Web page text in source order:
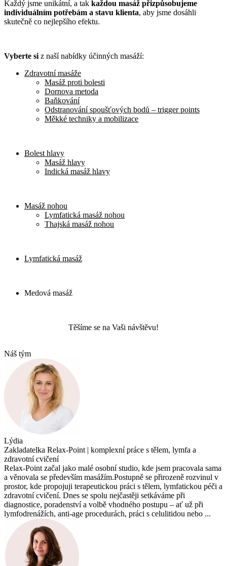
Každý jsme unikátní, a tak každou masáž přizpůsobujeme
individuálním potřebám a stavu klienta, aby jsme dosáhli
skutečně co nejlepšího efektu.
Vyberte si z naší nabídky účinných masáží:
Zdravotní masáže
Masáž proti bolesti
Dornova metoda
Baňkování
Odstranování spoušťových bodů – trigger points
Měkké techniky a mobilizace
Bolest hlavy
Masáž hlavy
Indická masáž hlavy
Masáž nohou
Lymfatická masáž nohou
Thajská masáž nohou
Lymfatická masáž
Medová masáž
Těšíme se na Vaši návštěvu!
Náš tým
Lýdia
Zakladatelka Relax-Point | komplexní práce s tělem, lymfa a
zdravotní cvičení
Relax-Point začal jako malé osobní studio, kde jsem pracovala sama
a věnovala se především masážím.Postupně se přirozeně rozvinul v
prostor, kde propojuji terapeutickou práci s tělem, lymfatickou péči a
zdravotní cvičení. Dnes se spolu nejčastěji setkáváme při
diagnostice, poradenství a volbě vhodného postupu – ať už při
lymfodrenážích, anti-age procedurách, práci s celulitidou nebo ...